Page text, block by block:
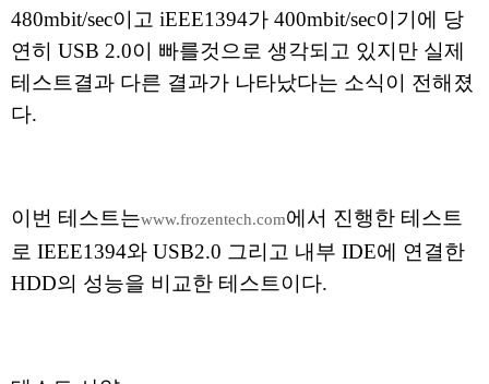
480mbit/sec이고 iEEE1394가 400mbit/sec이기에 당
연히 USB 2.0이 빠를것으로 생각되고 있지만 실제
테스트결과 다른 결과가 나타났다는 소식이 전해졌
다.
이번 테스트는www.frozentech.com에서 진행한 테스트
로 IEEE1394와 USB2.0 그리고 내부 IDE에 연결한
HDD의 성능을 비교한 테스트이다.